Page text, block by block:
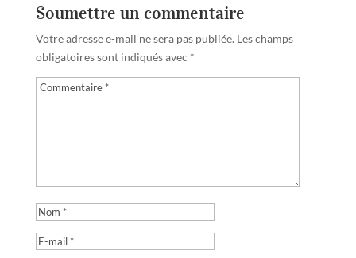
Soumettre un commentaire
Votre adresse e-mail ne sera pas publiée. Les champs
obligatoires sont indiqués avec *